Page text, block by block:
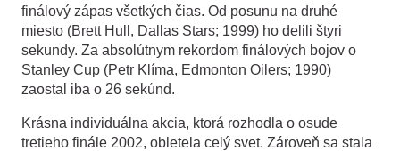
finálový zápas všetkých čias. Od posunu na druhé
miesto (Brett Hull, Dallas Stars; 1999) ho delili štyri
sekundy. Za absolútnym rekordom finálových bojov o
Stanley Cup (Petr Klíma, Edmonton Oilers; 1990)
zaostal iba o 26 sekúnd.
Krásna individuálna akcia, ktorá rozhodla o osude
tretieho finále 2002, obletela celý svet. Zároveň sa stala